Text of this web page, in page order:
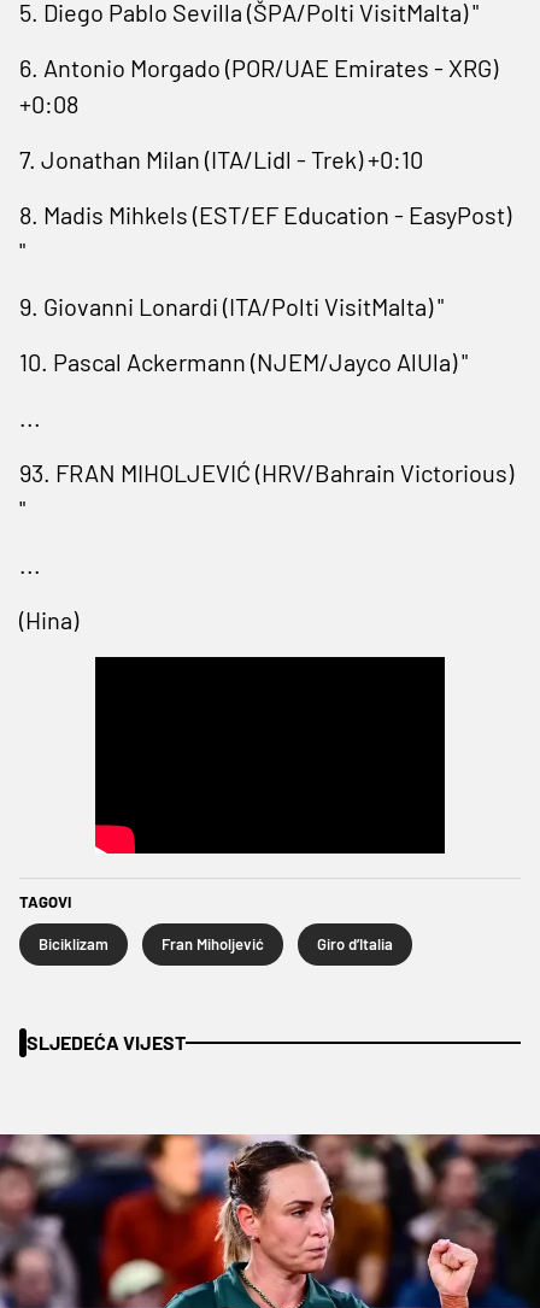
5. Diego Pablo Sevilla (ŠPA/Polti VisitMalta) "
6. Antonio Morgado (POR/UAE Emirates - XRG)
+0:08
7. ⁠Jonathan Milan (ITA/Lidl - ​Trek) +0:10
8. Madis Mihkels (EST/EF Education - EasyPost)
"
9. ​Giovanni Lonardi (ITA/Polti VisitMalta) "
10. Pascal Ackermann (NJEM/Jayco AlUla) "
...
93. FRAN MIHOLJEVIĆ (HRV/Bahrain Victorious)
"
...
(Hina)
TAGOVI
Biciklizam Fran Miholjević Giro d’Italia
SLJEDEĆA VIJEST